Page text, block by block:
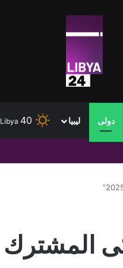
دولى ليبيا Libya 40
المشترك